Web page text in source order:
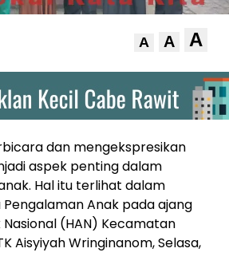
A A A
dan mengekspresikan
aspek penting dalam
Hal itu terlihat dalam
Anak pada ajang
Nasional (HAN) Kecamatan
Aisyiyah Wringinanom, Selasa,